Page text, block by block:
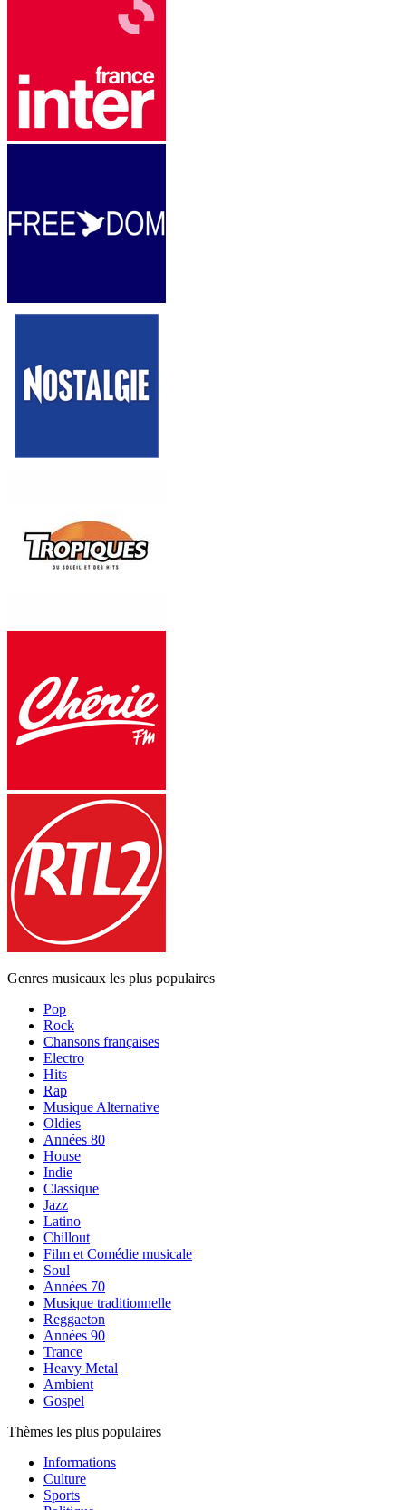
Genres musicaux les plus populaires
Pop
Rock
Chansons françaises
Electro
Hits
Rap
Musique Alternative
Oldies
Années 80
House
Indie
Classique
Jazz
Latino
Chillout
Film et Comédie musicale
Soul
Années 70
Musique traditionnelle
Reggaeton
Années 90
Trance
Heavy Metal
Ambient
Gospel
Thèmes les plus populaires
Informations
Culture
Sports